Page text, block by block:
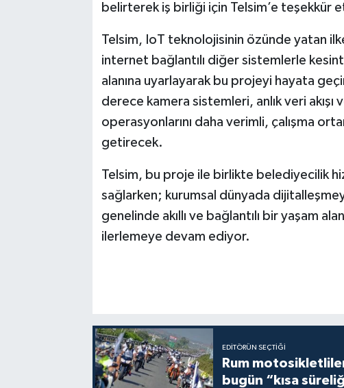
belirterek iş birliği için Telsim’e teşekkür
Telsim, IoT teknolojisinin özünde yatan
internet bağlantılı diğer sistemlerle
alanına uyarlayarak bu projeyi hayata
derece kamera sistemleri, anlık veri
operasyonlarını daha verimli, çalışma
getirecek.
Telsim, bu proje ile birlikte belediyecilik
sağlarken; kurumsal dünyada
genelinde akıllı ve bağlantılı bir yaşam
ilerlemeye devam ediyor.
EDITÖRÜN SEÇTIĞI
Rum
bugün “kısa